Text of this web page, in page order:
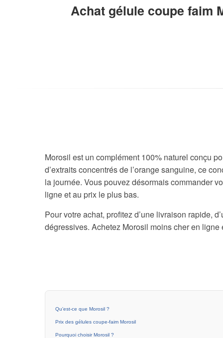
Achat gélule coupe faim
Morosil est un complément 100% naturel conçu
d’extraits concentrés de l’orange sanguine, ce
la journée. Vous pouvez désormais commander
ligne et au prix le plus bas.
Pour votre achat, profitez d’une livraison rapide,
dégressives. Achetez Morosil moins cher en
Qu'est-ce que Morosil ?
Prix des gélules coupe-faim Morosil
Pourquoi choisir Morosil ?